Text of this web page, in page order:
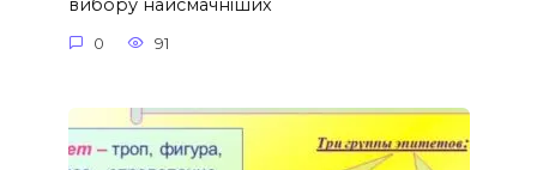
вибору найсмачніших
0 91